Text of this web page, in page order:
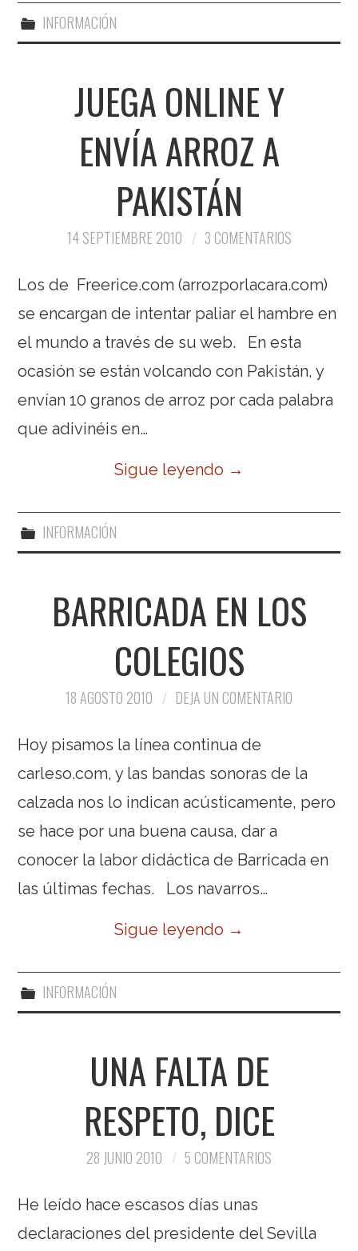
INFORMACIÓN
JUEGA ONLINE Y
ENVÍA ARROZ A
PAKISTÁN
14 SEPTIEMBRE 2010 3 COMENTARIOS
Los de Freerice.com (arrozporlacara.com)
se encargan de intentar paliar el hambre en
el mundo a través de su web. En esta
ocasión se están volcando con Pakistán, y
envían 10 granos de arroz por cada palabra
que adivinéis en…
Sigue leyendo →
INFORMACIÓN
BARRICADA EN LOS
COLEGIOS
18 AGOSTO 2010 DEJA UN COMENTARIO
Hoy pisamos la línea continua de
carleso.com, y las bandas sonoras de la
calzada nos lo indican acústicamente, pero
se hace por una buena causa, dar a
conocer la labor didáctica de Barricada en
las últimas fechas. Los navarros…
Sigue leyendo →
INFORMACIÓN
UNA FALTA DE
RESPETO, DICE
28 JUNIO 2010 5 COMENTARIOS
He leído hace escasos días unas
declaraciones del presidente del Sevilla